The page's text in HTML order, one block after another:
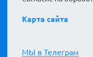
Карта сайта
МЫ в Телеграм